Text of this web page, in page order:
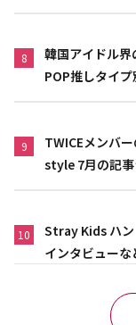
8
韓国アイドル
POP推しタイ
9
TWICEメンバ
style 7月の記
10
Stray Kids ハン
インタビュー